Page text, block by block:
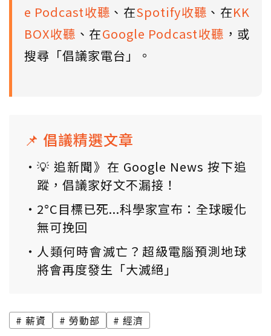
e Podcast收聽 、在Spotify收聽 、在KK
BOX收聽 、在Google Podcast收聽 ，或
搜尋「倡議家電台」。
📌 倡議精選文章
💡 追新聞》在 Google News 按下追
蹤，倡議家好文不漏接！
2°C目標已死...科學家宣布：全球暖化
無可挽回
人類何時會滅亡？超級電腦預測地球
將會再度發生「大滅絕」
薪資 勞動部 經濟